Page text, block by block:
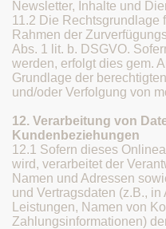
Newsletter, Inhalte und
11.2 Die Rechtsgrundlage
Rahmen der
Abs. 1 lit. b. DSGVO.
werden, erfolgt dies gem.
Grundlage der
und/oder Verfolgung von
12. Verarbeitung von
Kundenbeziehungen
12.1 Sofern dieses
wird, verarbeitet der
Namen und Adressen
und Vertragsdaten (z.B.,
Leistungen, Namen von
Zahlungsinformationen)